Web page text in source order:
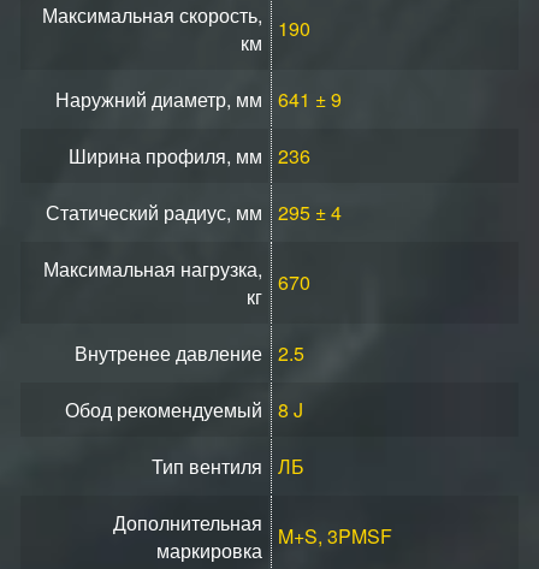
Максимальная скорость,
км
190
Наружний диаметр, мм 641 ± 9
Ширина профиля, мм 236
Статический радиус, мм 295 ± 4
Максимальная нагрузка,
кг
670
Внутренее давление 2.5
Обод рекомендуемый 8 J
Тип вентиля ЛБ
Дополнительная
маркировка
M+S, 3PMSF